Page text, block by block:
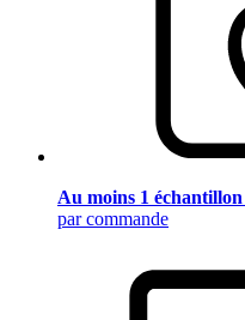
Au moins 1
par commande